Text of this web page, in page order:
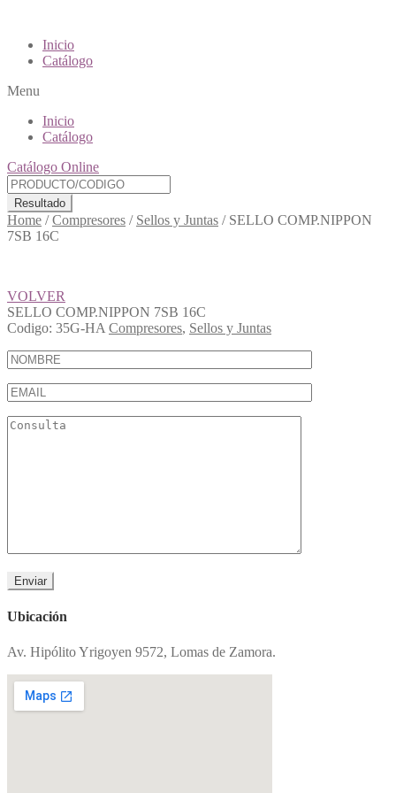
Inicio
Catálogo
Menu
Inicio
Catálogo
Catálogo Online
Resultado
Home /Compresores / Sellos y Juntas / SELLO COMP.NIPPON
7SB 16C
VOLVER
SELLO COMP.NIPPON 7SB 16C
Codigo: 35G-HA Compresores, Sellos y Juntas
Ubicación
Av. Hipólito Yrigoyen 9572, Lomas de Zamora.